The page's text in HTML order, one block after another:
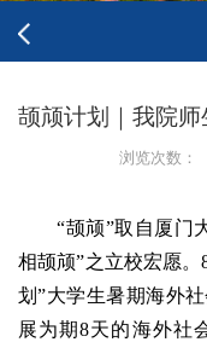
颉颃计划｜我院
浏览次数：
“颉颃”取自厦门
相颉颃”之立校宏愿
划”大学生暑期海外
展为期8天的海外社